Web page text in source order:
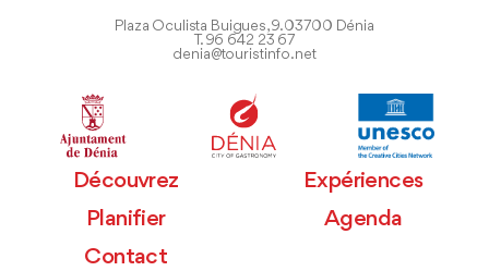
Plaza Oculista Buigues, 9. 03700 Dénia
T. 96 642 23 67
denia@touristinfo.net
Découvrez
Expériences
Planifier
Agenda
Contact